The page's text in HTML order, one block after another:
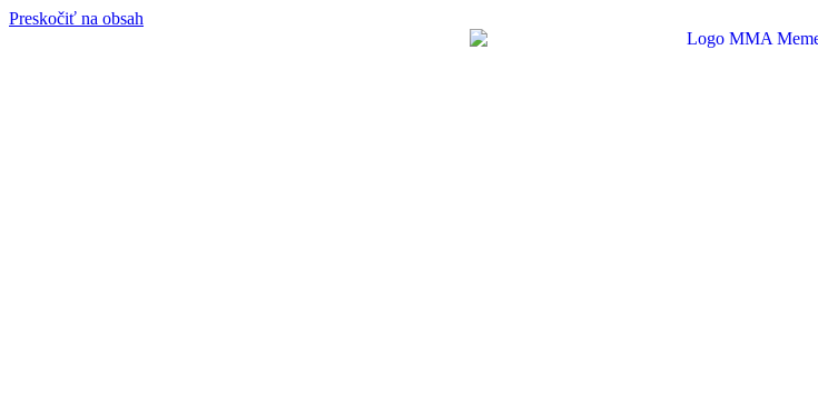
Preskočiť na obsah